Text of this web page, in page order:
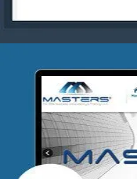
شركة MASTERS للتدريب